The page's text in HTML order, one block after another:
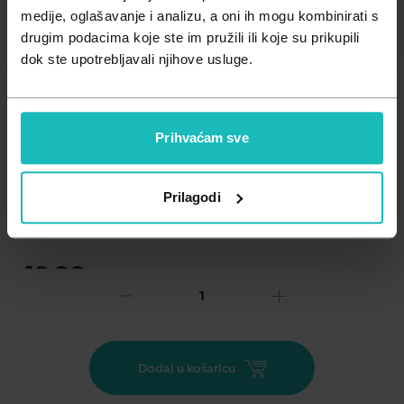
medije, oglašavanje i analizu, a oni ih mogu kombinirati s
drugim podacima koje ste im pružili ili koje su prikupili
dok ste upotrebljavali njihove usluge.
Prihvaćam sve
Prilagodi
Zdravlje muškarca
Zdravlje žene
Minerali
Probiotici i prebiotici
Važna obavijest prema Zakonu o zaštiti potrošača..
19,98
Jedna kapsula sadrži 1000 mg ribljeg ulja. Sadrži
eikozapentaensku kiselinu (EPA) i dokozaheksaensku (DHA)
Dodaj u košaricu